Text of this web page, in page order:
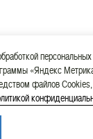
персональных
«Яндекс
файлов